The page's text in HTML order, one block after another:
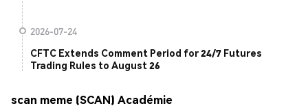
2026-07-24
CFTC Extends Comment Period for 24/7 Futures
Trading Rules to August 26
scan meme (SCAN) Académie